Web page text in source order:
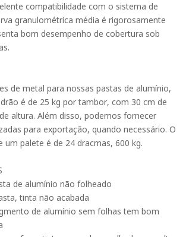
compatibilidade com o sistema de
granulométrica média é rigorosamente
bom desempenho de cobertura sob
de metal para nossas pastas de alumínio,
é de 25 kg por tambor, com 30 cm de
altura. Além disso, podemos fornecer
para exportação, quando necessário. O
um palete é de 24 dracmas, 600 kg.
de alumínio não folheado
tinta não acabada
de alumínio sem folhas tem bom